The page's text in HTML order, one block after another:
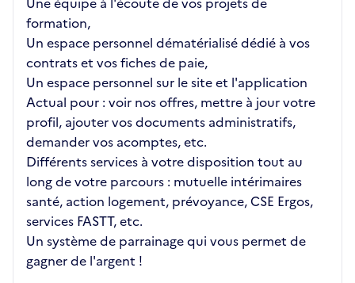
formation,
Un espace personnel dématérialisé dédié à vos
contrats et vos fiches de paie,
Un espace personnel sur le site et l'application
Actual pour : voir nos offres, mettre à jour votre
profil, ajouter vos documents administratifs,
demander vos acomptes, etc.
Différents services à votre disposition tout au
long de votre parcours : mutuelle intérimaires
santé, action logement, prévoyance, CSE Ergos,
services FASTT, etc.
Un système de parrainage qui vous permet de
gagner de l'argent !